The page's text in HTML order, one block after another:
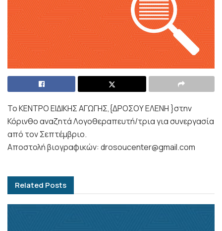
Το ΚΕΝΤΡΟ ΕΙΔΙΚΗΣ ΑΓΩΓΗΣ,{ΔΡΟΣΟΥ ΕΛΕΝΗ }στην
Κόρινθο αναζητά Λογοθεραπευτή/τρια για συνεργασία
από τον Σεπτέμβριο.
Αποστολή βιογραφικών: drosoucenter@gmail.com
Related Posts